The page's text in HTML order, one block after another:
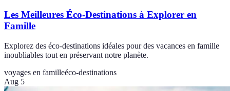
Les Meilleures Éco-Destinations à Explorer en
Famille
Explorez des éco-destinations idéales pour des vacances en famille
inoubliables tout en préservant notre planète.
voyages en familleéco-destinations
Aug 5